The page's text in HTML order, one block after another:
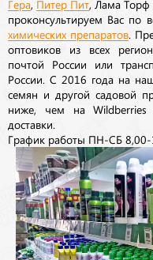
Гера Питер Пит , Лама Торф
проконсультируем Вас по
химических препаратов.
оптовиков из всех
почтой России или
России. С 2016 года на
семян и другой садовой
ниже, чем на
доставки.
График работы ПН-СБ 8,00-